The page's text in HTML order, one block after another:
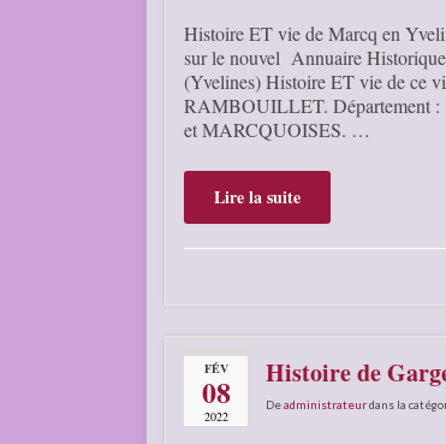
Histoire ET vie de Marcq en
sur le nouvel Annuaire
(Yvelines) Histoire ET vie de ce
RAMBOUILLET. Département
et MARCQUOISES. …
Lire la suite
FÉV
08
2022
Histoire de
Deadministrateurdans la